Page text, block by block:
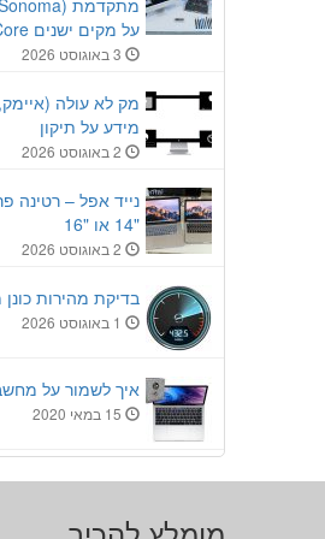
על מקים ישנים OpenCore
מק לא עולה
מידע על תיקון
נייד אפל – רטינה
"14 או "16
בדיקת מהירות
איך לשמור על